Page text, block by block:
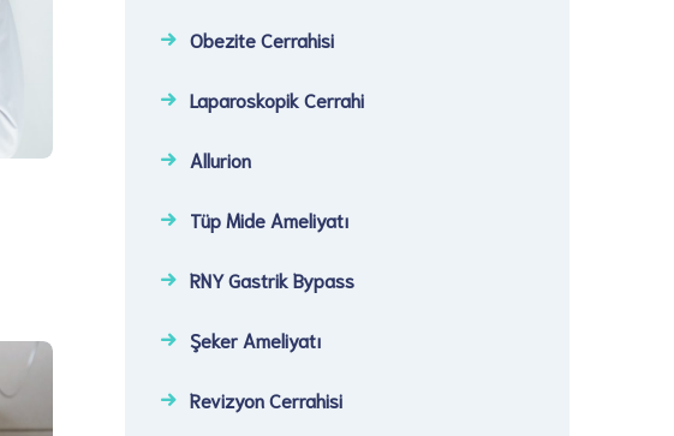
Obezite Cerrahisi
Laparoskopik Cerrahi​
Allurion
Tüp Mide Ameliyatı
RNY Gastrik Bypass
Şeker Ameliyatı​
Revizyon Cerrahisi​